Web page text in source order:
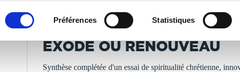
Préférences Statistiques
EXODE OU RENOUVEAU
Synthèse complétée d'un essai de spiritualité chrétienne,